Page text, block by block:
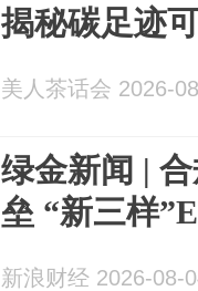
揭秘碳足迹
美人茶话会 2026-
绿金新闻 |
垒 “新三样
新浪财经 2026-08-